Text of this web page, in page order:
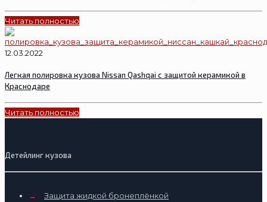
Читать полностью
12.03.2022
Легкая полировка кузова Nissan Qashqai с защитой керамикой в
Краснодаре
Читать полностью
Детейлинг кузова
→
Защита жидкой бронеплёнкой